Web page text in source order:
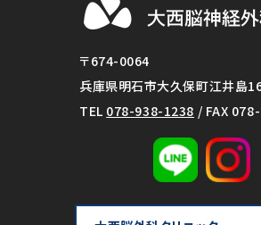
〒674-0064
兵庫県明石市大久保町江井島
TEL 078-938-1238 / FAX